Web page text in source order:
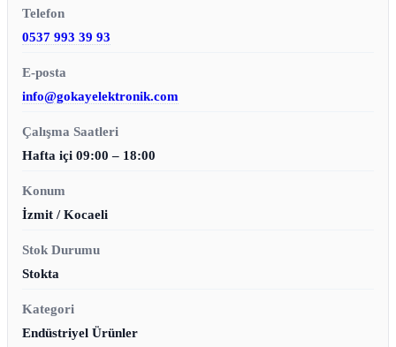
Telefon
0537 993 39 93
E-posta
info@gokayelektronik.com
Çalışma Saatleri
Hafta içi 09:00 – 18:00
Konum
İzmit / Kocaeli
Stok Durumu
Stokta
Kategori
Endüstriyel Ürünler